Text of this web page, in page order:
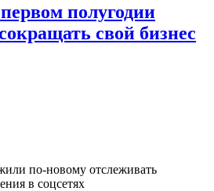
полугодии
свой бизнес
по-новому отслеживать
в соцсетях